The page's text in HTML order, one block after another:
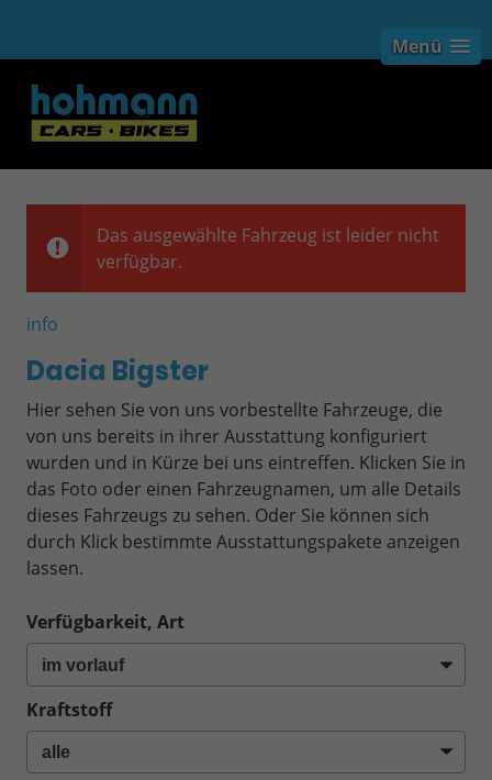
Menü
Das ausgewählte Fahrzeug ist leider nicht
verfügbar.
info
Dacia Bigster
Hier sehen Sie von uns vorbestellte Fahrzeuge, die
von uns bereits in ihrer Ausstattung konfiguriert
wurden und in Kürze bei uns eintreffen. Klicken Sie in
das Foto oder einen Fahrzeugnamen, um alle Details
dieses Fahrzeugs zu sehen. Oder Sie können sich
durch Klick bestimmte Ausstattungspakete anzeigen
lassen.
Verfügbarkeit, Art
Kraftstoff